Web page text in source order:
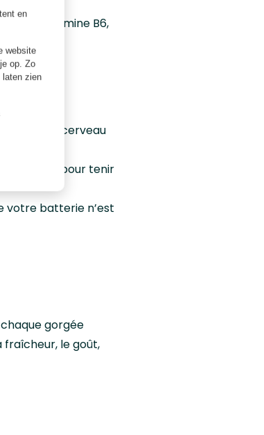
en
website
op. Zo
laten zien
à la vitamine B6,
que votre cerveau
de pouce pour tenir
votre batterie n’est
gorgée
le goût,